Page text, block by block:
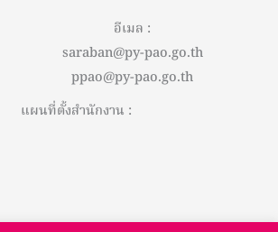
อีเมล :
saraban@py-pao.go.th
ppao@py-pao.go.th
แผนที่ตั้งสำนักงาน :